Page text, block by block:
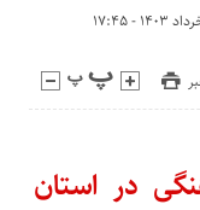
در استان